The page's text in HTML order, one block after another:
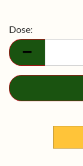
Dose:
Dose